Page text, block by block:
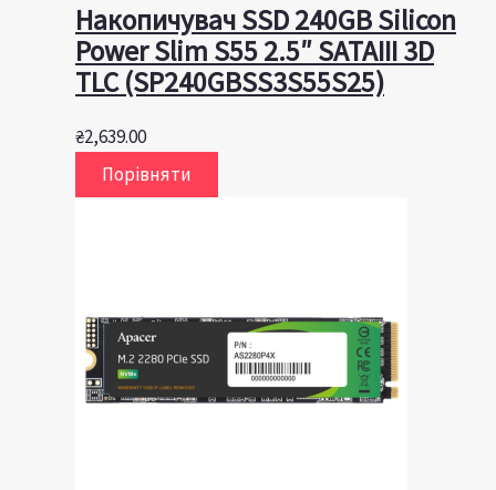
Накопичувач SSD 240GB Silicon
Power Slim S55 2.5″ SATAIII 3D
TLC (SP240GBSS3S55S25)
₴2,639.00
Порівняти